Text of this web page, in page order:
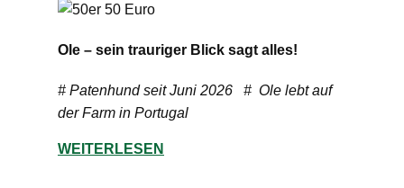
Ole – sein trauriger Blick sagt alles!
# Patenhund seit Juni 2026 # Ole lebt auf
der Farm in Portugal
WEITERLESEN